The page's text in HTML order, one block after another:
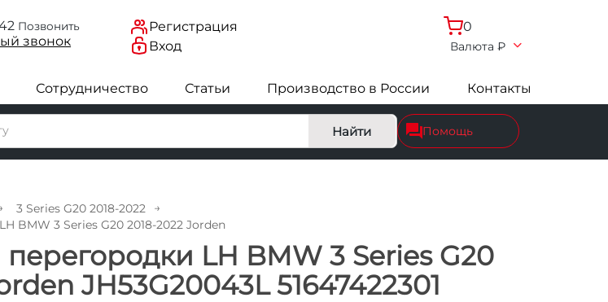
Позвонить
звонок
Регистрация
Вход
0
Валюта ₽
Сотрудничество Статьи Производство в России Контакты
Найти Помощь
3 Series G20 2018-2022
BMW 3 Series G20 2018-2022 Jorden
LH BMW 3 Series G20
JH53G20043L 51647422301